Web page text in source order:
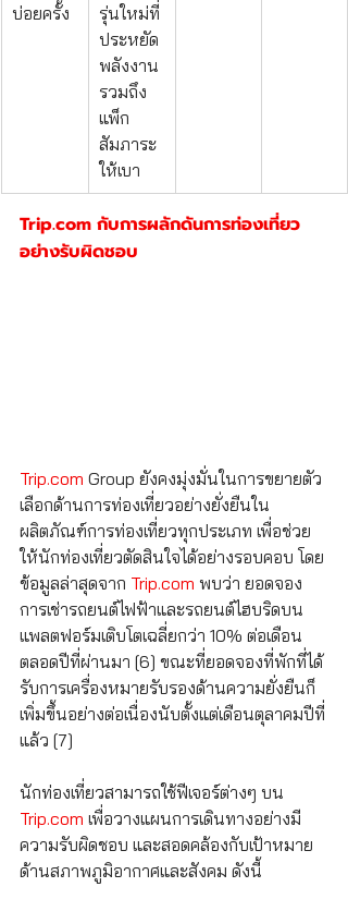
บ่อยครั้ง
รุ่นใหม่ที่
ประหยัด
พลังงาน
รวมถึง
แพ็ก
สัมภาระ
ให้เบา
Trip.com กับการผลักดันการท่องเที่ยว
อย่างรับผิดชอบ
Trip.com Group ยังคงมุ่งมั่นในการขยายตัว
เลือกด้านการท่องเที่ยวอย่างยั่งยืนใน
ผลิตภัณฑ์การท่องเที่ยวทุกประเภท เพื่อช่วย
ให้นักท่องเที่ยวตัดสินใจได้อย่างรอบคอบ โดย
ข้อมูลล่าสุดจาก Trip.com พบว่า ยอดจอง
การเช่ารถยนต์ไฟฟ้าและรถยนต์ไฮบริดบน
แพลตฟอร์มเติบโตเฉลี่ยกว่า 10% ต่อเดือน
ตลอดปีที่ผ่านมา [6] ขณะที่ยอดจองที่พักที่ได้
รับการเครื่องหมายรับรองด้านความยั่งยืนก็
เพิ่มขึ้นอย่างต่อเนื่องนับตั้งแต่เดือนตุลาคมปีที่
แล้ว [7]
นักท่องเที่ยวสามารถใช้ฟีเจอร์ต่างๆ บน
Trip.com เพื่อวางแผนการเดินทางอย่างมี
ความรับผิดชอบ และสอดคล้องกับเป้าหมาย
ด้านสภาพภูมิอากาศและสังคม ดังนี้